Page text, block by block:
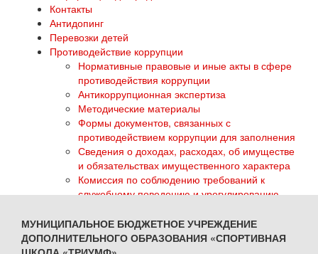
Контакты
Антидопинг
Перевозки детей
Противодействие коррупции
Нормативные правовые и иные акты в сфере
противодействия коррупции
Антикоррупционная экспертиза
Методические материалы
Формы документов, связанных с
противодействием коррупции для заполнения
Сведения о доходах, расходах, об имуществе
и обязательствах имущественного характера
Комиссия по соблюдению требований к
служебному поведению и урегулированию
Обратная связь для сообщений о фактах
коррупции
ГТО
МУНИЦИПАЛЬНОЕ БЮДЖЕТНОЕ УЧРЕЖДЕНИЕ
ДОПОЛНИТЕЛЬНОГО ОБРАЗОВАНИЯ «СПОРТИВНАЯ